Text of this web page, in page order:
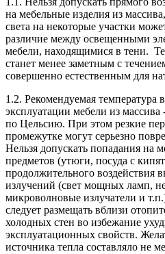
на мебельные изделия из
света на некоторые участки
различие между освещенными
мебели, находящимися в тени.
станет менее заметным с
совершенно естественным для
1.2. Рекомендуемая температура
эксплуатации мебели из
по Цельсию. При этом резкие
промежутке могут серьезно
Нельзя допускать попадания на
предметов (утюги, посуда с
продолжительного воздействия
излучений (свет мощных ламп,
микроволновые излучатели и
следует размещать вблизи
холодных стен во избежание
эксплуатационных свойств.
источника тепла составляло не